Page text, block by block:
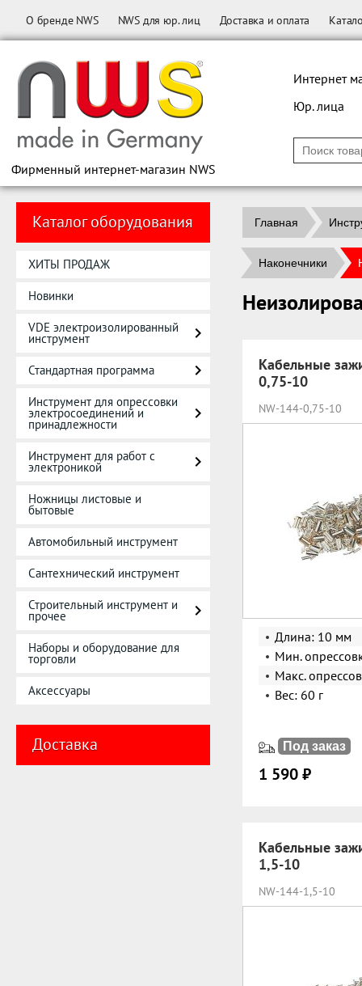
О бренде NWS NWS для юр. лиц Доставка и оплата
Фирменный интернет-магазин NWS
Интернет
Юр. лица
Каталог оборудования
ХИТЫ ПРОДАЖ
Новинки
VDE электроизолированный
инструмент
Стандартная программа
Инструмент для опрессовки
электросоединений и
принадлежности
Инструмент для работ с
электроникой
Ножницы листовые и
бытовые
Автомобильный инструмент
Сантехнический инструмент
Строительный инструмент и
прочее
Наборы и оборудование для
торговли
Аксессуары
Доставка
Главная
Наконечники
Кабельные
0,75-10
NW-144-0,75-10
Длина: 10 мм
Мин.
Макс.
Вес: 60 г
Под заказ
1 590 ₽
Кабельные
1,5-10
NW-144-1,5-10